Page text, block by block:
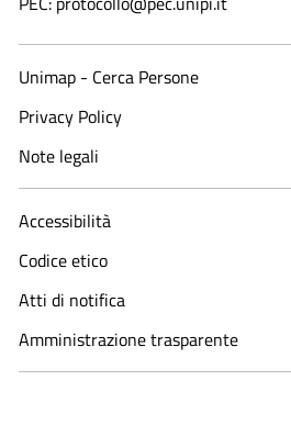
Unimap - Cerca Persone
Privacy Policy
Note legali
Accessibilità
Codice etico
Atti di notifica
Amministrazione trasparente